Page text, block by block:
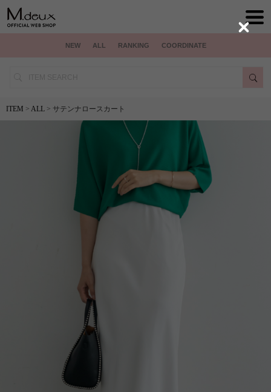
NEW ALL RANKING COORDINATE
ITEM > ALL > サテンナロースカート
Close